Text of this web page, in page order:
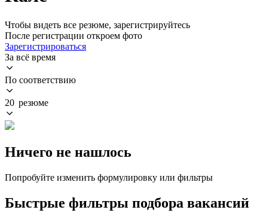
Чтобы видеть все резюме, зарегистрируйтесь
После регистрации откроем фото
Зарегистрироваться
За всё время
По соответствию
20 резюме
Ничего не нашлось
Попробуйте изменить формулировку или фильтры
Быстрые фильтры подбора вакансий